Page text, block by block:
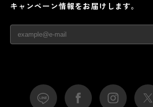
キャンペーン情報をお届けします。